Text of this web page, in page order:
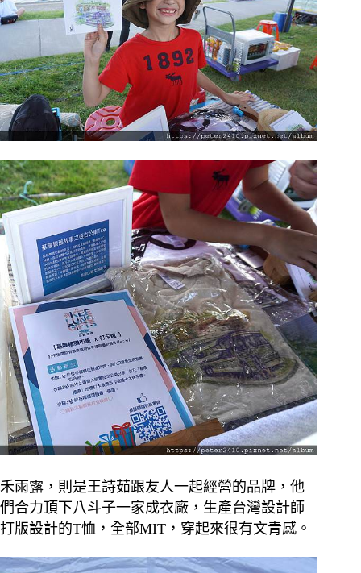
禾雨露，則是王詩茹跟友人一起經營的品牌，他
們合力頂下八斗子一家成衣廠，生產台灣設計師
打版設計的T恤，全部MIT，穿起來很有文青感。